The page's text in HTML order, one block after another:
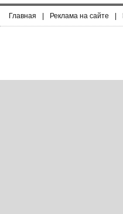
Главная | Реклама на сайте |